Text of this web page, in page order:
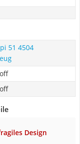
51 4504
Design